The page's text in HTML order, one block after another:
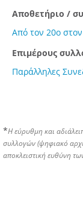
Αποθετήριο /
Από τον 20ο
Επιμέρους
Παράλληλες
*Η εύρυθμη και
συλλογών (ψηφιακό
αποκλειστική ευθύνη